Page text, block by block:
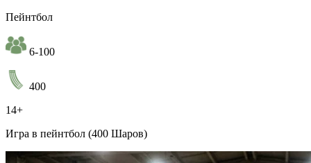
Пейнтбол
6-100
400
14+
Игра в пейнтбол (400 Шаров)